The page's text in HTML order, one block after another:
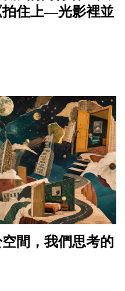
拍住上—光影裡並
間，我們思考的